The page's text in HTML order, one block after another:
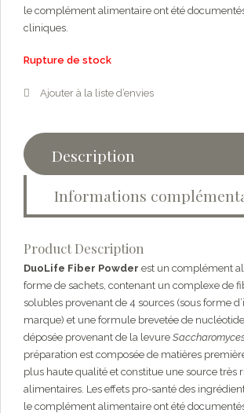
le complément alimentaire ont été
cliniques.
Rupture de stock
Ajouter à la liste d’envies
Description
Informations
Product Description
DuoLife Fiber Powder est un complément
forme de sachets, contenant un complexe de
solubles provenant de 4 sources (sous forme
marque) et une formule brevetée de
déposée provenant de la levure
préparation est composée de matières
plus haute qualité et constitue une source très
alimentaires. Les effets pro-santé des
le complément alimentaire ont été